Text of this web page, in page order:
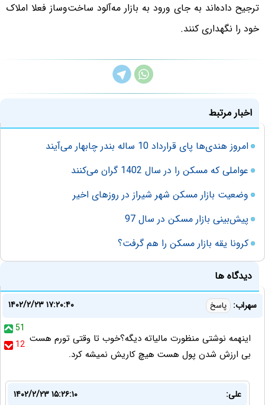
ترجیح داده‌‌‌اند به جای ورود به بازار مه‌‌‌آلود ساخت‌وساز فعلا املاک
خود را نگهداری کنند.
اخبار مرتبط
امروز هندی‌ها پای قرارداد 10 ساله بندر چابهار می‌آیند
عواملی که مسکن را در سال 1402 گران می‌کنند
وضعیت بازار مسکن شهر شیراز در روزهای اخیر
پیش‌بینی بازار مسکن در ‌سال 97
کرونا یقه بازار مسکن را هم گرفت؟
دیدگاه ها
سهراب: پاسخ
۱۴۰۲/۲/۲۳ ۱۷:۲۰:۴۰
51
12 اینهمه نوشتی منظورت مالیاته دیگه؟خوب تا وقتی تورم هست
بی ارزش شدن پول هست هیچ کاریش نمیشه کرد.
علی:
۱۴۰۲/۲/۲۳ ۱۵:۲۶:۱۰